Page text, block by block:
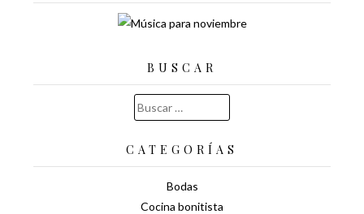
BUSCAR
Buscar:
CATEGORÍAS
Bodas
Cocina bonitista